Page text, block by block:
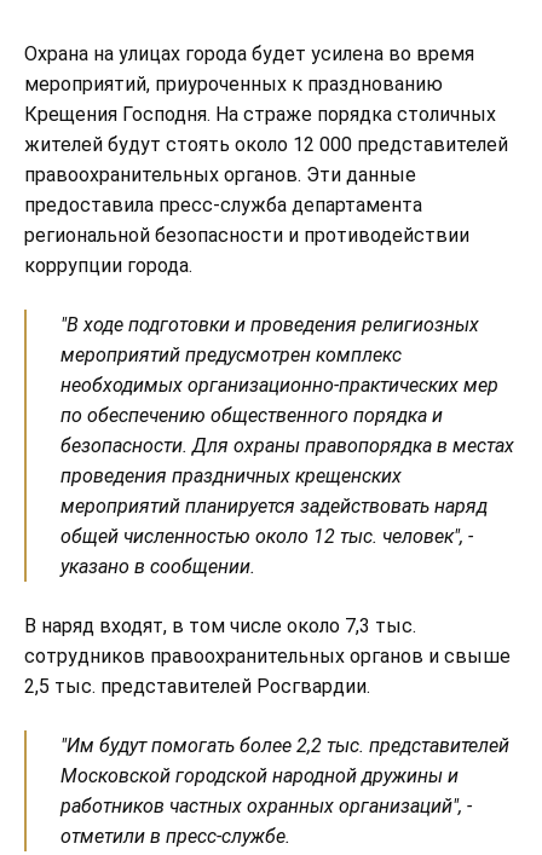
Охрана на улицах города будет усилена во время
мероприятий, приуроченных к празднованию
Крещения Господня. На страже порядка столичных
жителей будут стоять около 12 000 представителей
правоохранительных органов. Эти данные
предоставила пресс-служба департамента
региональной безопасности и противодействии
коррупции города.
"В ходе подготовки и проведения религиозных
мероприятий предусмотрен комплекс
необходимых организационно-практических мер
по обеспечению общественного порядка и
безопасности. Для охраны правопорядка в местах
проведения праздничных крещенских
мероприятий планируется задействовать наряд
общей численностью около 12 тыс. человек", -
указано в сообщении.
В наряд входят, в том числе около 7,3 тыс.
сотрудников правоохранительных органов и свыше
2,5 тыс. представителей Росгвардии.
"Им будут помогать более 2,2 тыс. представителей
Московской городской народной дружины и
работников частных охранных организаций", -
отметили в пресс-службе.